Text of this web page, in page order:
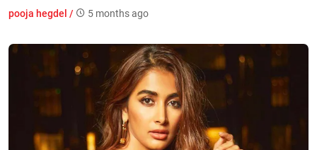
pooja hegdel / 5 months ago